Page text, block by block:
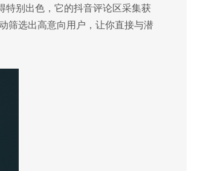
特别出色，它的抖音评论区采集获
筛选出高意向用户，让你直接与潜